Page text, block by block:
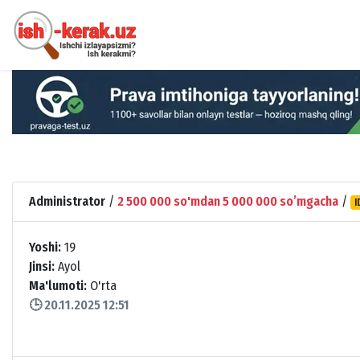
Administrator / 2 500 000 so'mdan 5 000 000 soʼmgacha /
Yoshi: 19
Jinsi: Ayol
Ma'lumoti: O'rta
🕒 20.11.2025 12:51